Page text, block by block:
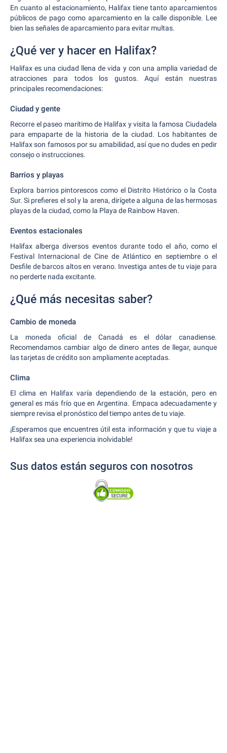
En cuanto al estacionamiento, Halifax tiene tanto aparcamientos
públicos de pago como aparcamiento en la calle disponible. Lee
bien las señales de aparcamiento para evitar multas.
¿Qué ver y hacer en Halifax?
Halifax es una ciudad llena de vida y con una amplia variedad de
atracciones para todos los gustos. Aquí están nuestras
principales recomendaciones:
Ciudad y gente
Recorre el paseo marítimo de Halifax y visita la famosa Ciudadela
para empaparte de la historia de la ciudad. Los habitantes de
Halifax son famosos por su amabilidad, así que no dudes en pedir
consejo o instrucciones.
Barrios y playas
Explora barrios pintorescos como el Distrito Histórico o la Costa
Sur. Si prefieres el sol y la arena, dirígete a alguna de las hermosas
playas de la ciudad, como la Playa de Rainbow Haven.
Eventos estacionales
Halifax alberga diversos eventos durante todo el año, como el
Festival Internacional de Cine de Atlántico en septiembre o el
Desfile de barcos altos en verano. Investiga antes de tu viaje para
no perderte nada excitante.
¿Qué más necesitas saber?
Cambio de moneda
La moneda oficial de Canadá es el dólar canadiense.
Recomendamos cambiar algo de dinero antes de llegar, aunque
las tarjetas de crédito son ampliamente aceptadas.
Clima
El clima en Halifax varía dependiendo de la estación, pero en
general es más frío que en Argentina. Empaca adecuadamente y
siempre revisa el pronóstico del tiempo antes de tu viaje.
¡Esperamos que encuentres útil esta información y que tu viaje a
Halifax sea una experiencia inolvidable!
Sus datos están seguros con nosotros